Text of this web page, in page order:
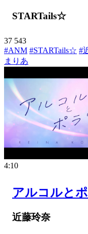
STARTails☆
37 543
#ANM #STARTails☆ #
まりあ
4:10
アルコルと
近藤玲奈